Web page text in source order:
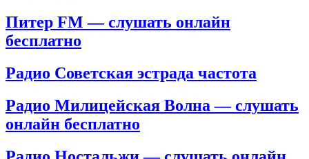
Питер FM — слушать онлайн
бесплатно
Радио Советская эстрада частота
Радио Милицейская Волна — слушать
онлайн бесплатно